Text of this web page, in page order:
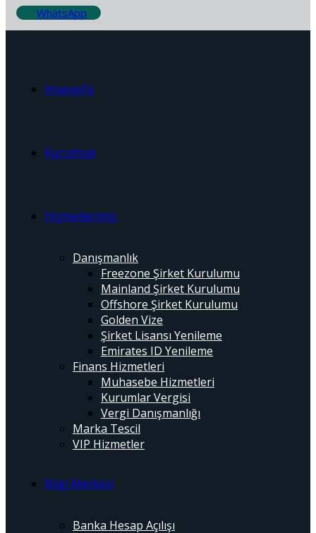
WhatsApp
Anasayfa
Kurumsal
Hizmetlerimiz
Danışmanlık
Freezone Şirket Kurulumu
Mainland Şirket Kurulumu
Offshore Şirket Kurulumu
Golden Vize
Şirket Lisansı Yenileme
Emirates ID Yenileme
Finans Hizmetleri
Muhasebe Hizmetleri
Kurumlar Vergisi
Vergi Danışmanlığı
Marka Tescil
VIP Hizmetler
Bilgi Merkezi
Banka Hesap Açılışı